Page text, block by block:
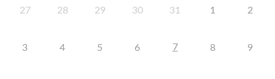
27 28 29 30 31 1 2
3 4 5 6 7 8 9